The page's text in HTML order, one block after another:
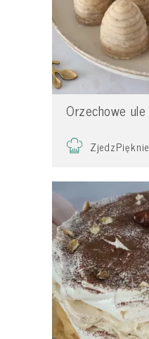
Orzechowe ule
ZjedzPięknie